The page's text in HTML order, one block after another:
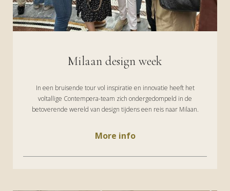
Milaan design week
In een bruisende tour vol inspiratie en innovatie heeft het
voltallige Contempera-team zich ondergedompeld in de
betoverende wereld van design tijdens een reis naar Milaan.
More info